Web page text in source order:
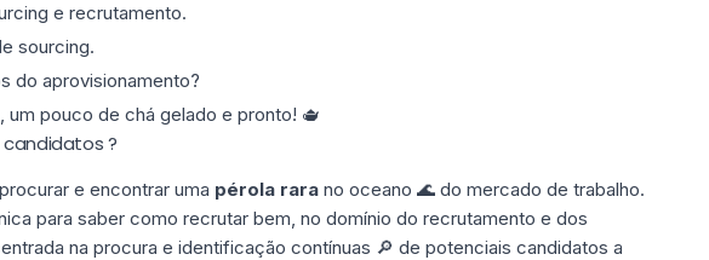
e recrutamento.
sourcing.
do aprovisionamento?
um pouco de chá gelado e pronto! 🫖
?
e encontrar uma pérola rarano oceano 🌊 do mercado de trabalho.
para saber como recrutarbem, no domínio do recrutamento e dos
na procura e identificação contínuas 🔎 de potenciais candidatos a